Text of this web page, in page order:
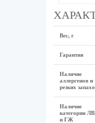
Вес, г
Гарантия
Наличие
аллергенов и
резких
Наличие
категории
и ГЖ